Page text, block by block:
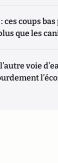
coups
que les
voie